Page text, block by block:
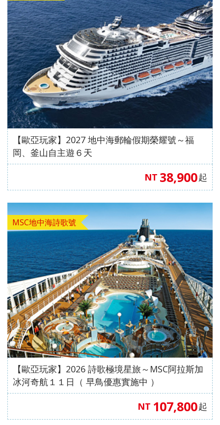
【歐亞玩家】2027 地中海郵輪假期榮耀號～福
岡、釜山自主遊６天
NT 38,900起
MSC地中海詩歌號
【歐亞玩家】2026 詩歌極境星旅～MSC阿拉斯加
冰河奇航１１日（ 早鳥優惠實施中 ）
NT 107,800起